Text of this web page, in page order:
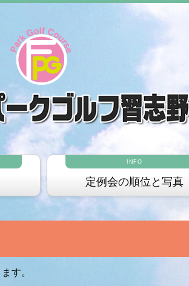
INFO
定例会の順位と写真
す。